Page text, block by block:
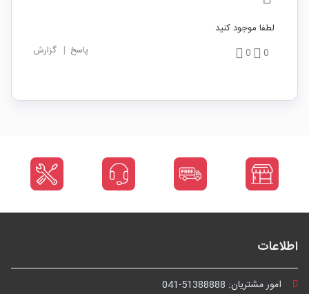
لطفا موجود کنید
0
0 پاسخ | گزارش
اطلاعات
امور مشتریان: 041-51388888